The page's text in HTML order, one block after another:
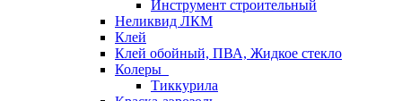
Инструмент строительный
Неликвид ЛКМ
Клей
Клей обойный, ПВА, Жидкое стекло
Колеры
Тиккурила